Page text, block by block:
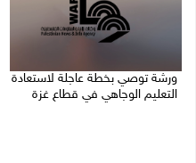
ورشة توصي بخطة عاجلة لاستعادة
التعليم الوجاهي في قطاع غزة